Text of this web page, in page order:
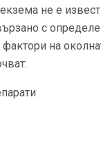
не е
с
на